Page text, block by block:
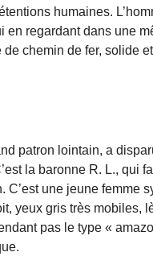
humaines.
regardant dans une
chemin de fer, solide
patron lointain, a
la baronne R. L., qui
C’est une jeune femme
yeux gris très mobiles,
pas le type «